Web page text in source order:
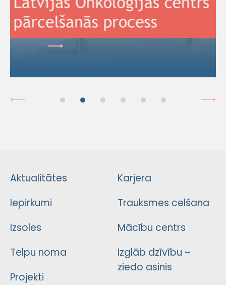
Aktualitātes
Iepirkumi
Izsoles
Telpu noma
Projekti
Karjera
Trauksmes celšana
Mācību centrs
Izglāb dzīvību –
ziedo asinis